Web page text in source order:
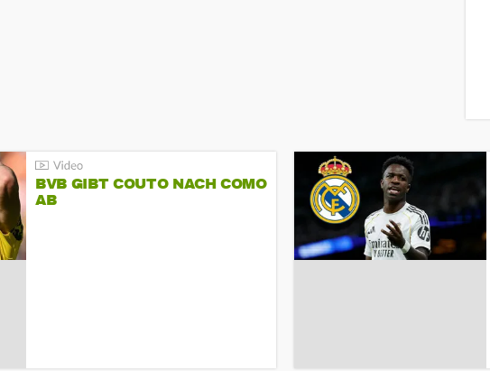
BVB GIBT COUTO NACH COMO
AB